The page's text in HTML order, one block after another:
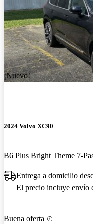
¡Nuevo!
2024 Volvo XC90
B6 Plus Bright Theme 7-
Entrega a domicilio
El precio incluye envío
Buena oferta